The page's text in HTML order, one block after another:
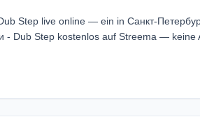
Step live online — ein in Санкт-
Dub Step kostenlos auf Streema — keine